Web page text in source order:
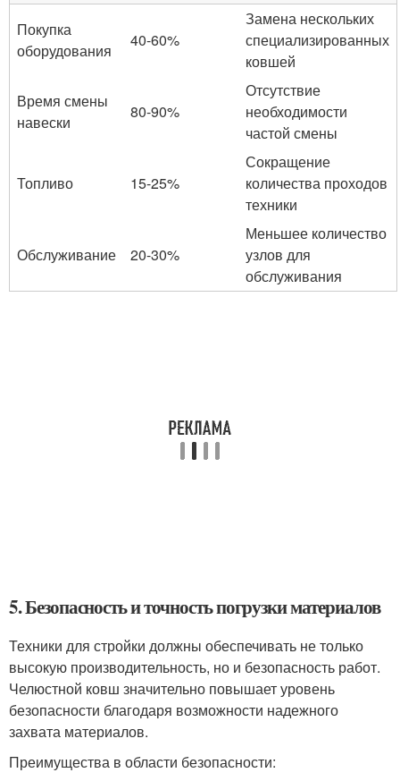
Покупка
оборудования
40-60%
Замена нескольких
специализированных
ковшей
Время смены
навески
80-90%
Отсутствие
необходимости
частой смены
Топливо 15-25%
Сокращение
количества проходов
техники
Обслуживание 20-30%
Меньшее количество
узлов для
обслуживания
5. Безопасность и точность погрузки материалов
Техники для стройки должны обеспечивать не только
высокую производительность, но и безопасность работ.
Челюстной ковш значительно повышает уровень
безопасности благодаря возможности надежного
захвата материалов.
Преимущества в области безопасности: